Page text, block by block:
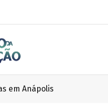
em Anápolis